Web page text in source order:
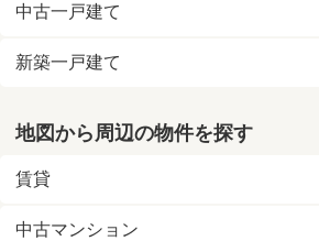
中古一戸建て
新築一戸建て
地図から周辺の物件を探す
賃貸
中古マンション